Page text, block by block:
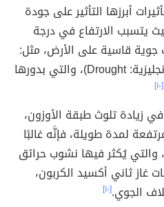
أبرزها التأثير على جودة
يتسبب الارتفاع في درجة
جوية قاسية على الأرض، مثل:
موجات الحرارة والجفاف (بالإنجليزية: Drought)، والتي بدورها
[١٠]
زيادة تلوث طبقة الأوزون،
لمدة طويلة، فإنَّه غالبًا
يُكثر فيها نشوب حرائق
غاز ثاني أكسيد الكربون،
الجوي.[١٠]